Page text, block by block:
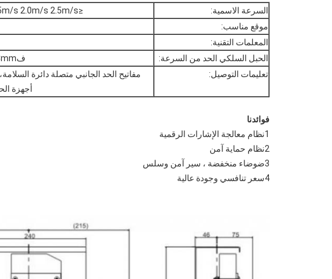
السرعة الاسمية:
≤0.63m/s 1.0m/s 1.5~1.6m/s 1.75m/s 2.0m/s 2.5m/s
موقع مناسب:
المعلمات التقنية:
الحبل السلكي الحد من السرعة:
ف8mm القياسية، اختيار التشغيلات ف6mm
تعليمات التوصيل:
مفاتيح الحد الجانبي متصلة دائرة
أجهزة
فوائدنا
1نظام معالجة الإشارات الرقمية
2نظام حماية آمن
3ضوضاء منخفضة ، سير آمن وسلس
4سعر تنافسي وجودة عالية